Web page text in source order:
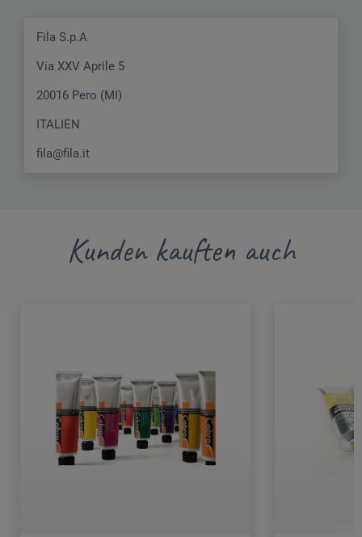
Fila S.p.A
Via XXV Aprile 5
20016 Pero (MI)
ITALIEN
fila@fila.it
Kunden kauften auch